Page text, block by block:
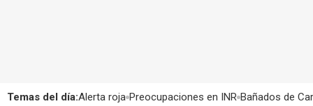
Temas del día:Alerta roja Preocupaciones en INR Bañados de